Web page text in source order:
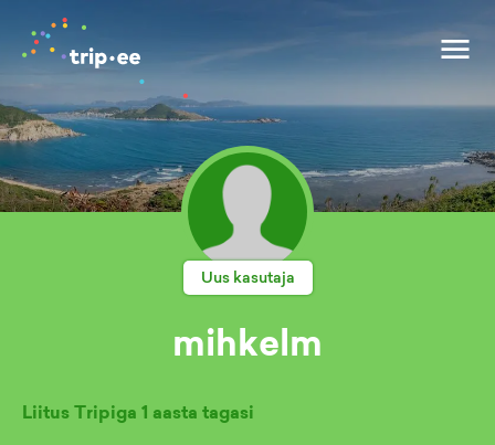
Uus kasutaja
mihkelm
Liitus Tripiga 1 aasta tagasi